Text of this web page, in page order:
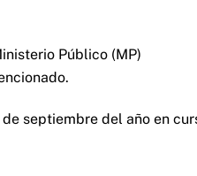
Público (MP)
septiembre del año en